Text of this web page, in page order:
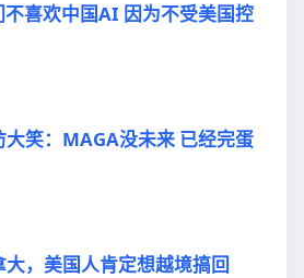
不喜欢中国AI 因为不受美国控
笑：MAGA没未来 已经完蛋
，美国人肯定想越境搞回